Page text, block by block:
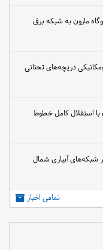
گسترده فنی، واحد شماره ۲ نیروگاه مارون به شبکه برق
دریچه‌های تحتانی
استقلال کامل خطوط
آب زراعی کشت‌های تابستانه ۱۴۰۵ در شبکه‌های آبیاری شمال
تمامی اخبار